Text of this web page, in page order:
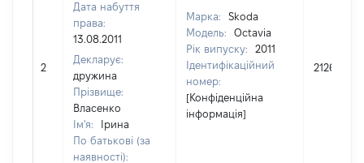
2
Дата набуття
права:
13.08.2011
Декларує:
дружина
Прізвище:
Власенко
Ім'я:
Ірина
По батькові (за
наявності):
Марка:
Skoda
Модель:
Octavia
Рік випуску:
2011
Ідентифікаційний
номер:
[Конфіденційна
інформація]
212688